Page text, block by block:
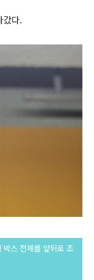
갔다.
박스 전체를 앞뒤로 조